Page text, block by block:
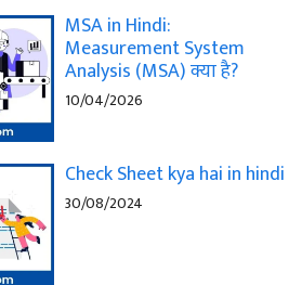
MSA in Hindi:
Measurement System
Analysis (MSA) क्या है?
10/04/2026
Check Sheet kya hai in hindi
30/08/2024